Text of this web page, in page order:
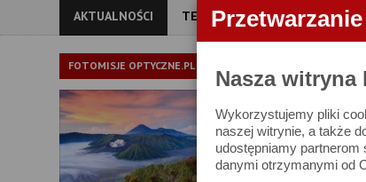
Nasza
Wykorzystujemy pliki
naszej witrynie, a także
udostępniamy
danymi otrzymanymi od
AKTUALNOŚCI TESTY ARTYKUŁY
FOTOMISJE OPTYCZNE.PL
O tym się